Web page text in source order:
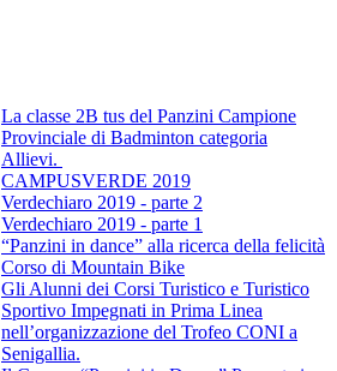
La classe 2B tus del Panzini Campione
Provinciale di Badminton categoria
Allievi.
CAMPUSVERDE 2019
Verdechiaro 2019 - parte 2
Verdechiaro 2019 - parte 1
“Panzini in dance” alla ricerca della felicità
Corso di Mountain Bike
Gli Alunni dei Corsi Turistico e Turistico
Sportivo Impegnati in Prima Linea
nell’organizzazione del Trofeo CONI a
Senigallia.